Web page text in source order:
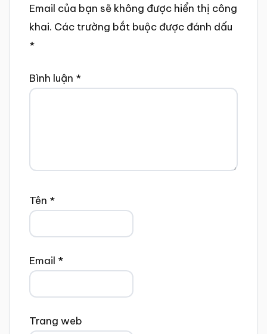
Email của bạn sẽ không được hiển thị công
khai. Các trường bắt buộc được đánh dấu
*
Bình luận *
Tên *
Email *
Trang web